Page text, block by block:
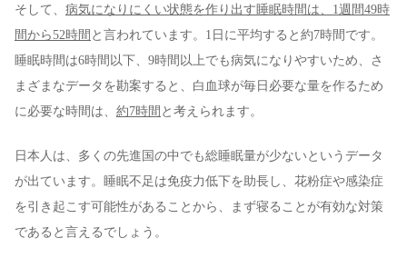
そして、 病気になりにくい状態を作り出す睡眠時間は、1週間49時
間から52時間 と言われています。1日に平均すると約7時間です。
睡眠時間は6時間以下、9時間以上でも病気になりやすいため、さ
まざまなデータを勘案すると、白血球が毎日必要な量を作るため
に必要な時間は、 約7時間 と考えられます。
日本人は、多くの先進国の中でも総睡眠量が少ないというデータ
が出ています。睡眠不足は免疫力低下を助長し、花粉症や感染症
を引き起こす可能性があることから、まず寝ることが有効な対策
であると言えるでしょう。